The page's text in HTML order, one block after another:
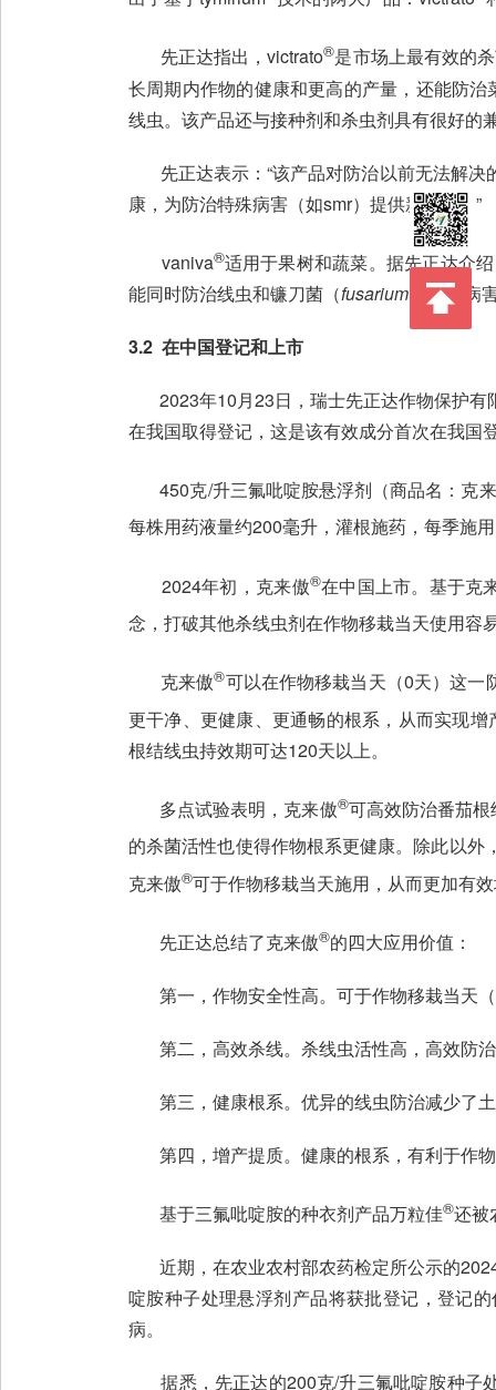
先正达指出，victrato®是市场上最有效的
长周期内作物的健康和更高的产量，还能防治
线虫。该产品还与接种剂和杀虫剂具有很好的
先正达表示：“该产品对防治以前无法解决
康，为防治特殊病害（如smr）提供新标准。”
vaniva®适用于果树和蔬菜。据先正达介
能同时防治线虫和镰刀菌（fusarium spp.）病
3.2 在中国登记和上市
2023年10月23日，瑞士先正达作物保护有
在我国取得登记，这是该有效成分首次在我国
450克/升三氟吡啶胺悬浮剂（商品名：克
每株用药液量约200毫升，灌根施药，每季施
2024年初，克来傲®在中国上市。基于克
念，打破其他杀线虫剂在作物移栽当天使用容
克来傲®可以在作物移栽当天（0天）这
更干净、更健康、更通畅的根系，从而实现
根结线虫持效期可达120天以上。
多点试验表明，克来傲®可高效防治番茄
的杀菌活性也使得作物根系更健康。除此以外
克来傲®可于作物移栽当天施用，从而更加有
先正达总结了克来傲®的四大应用价值：
第一，作物安全性高。可于作物移栽当天
第二，高效杀线。杀线虫活性高，高效防
第三，健康根系。优异的线虫防治减少了
第四，增产提质。健康的根系，有利于作
基于三氟吡啶胺的种衣剂产品万粒佳®还被
近期，在农业农村部农药检定所公示的
啶胺种子处理悬浮剂产品将获批登记，登记
病。
据悉，先正达的200克/升三氟吡啶胺种子